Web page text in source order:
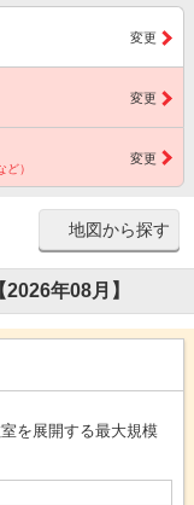
変更
変更
）
変更
地図から探す
年08月】
を展開する最大規模